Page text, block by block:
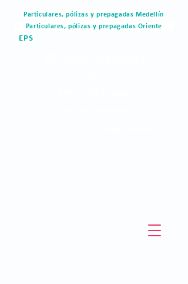
Particulares, pólizas y prepagadas Medellín
Particulares, pólizas y prepagadas Oriente
EPS